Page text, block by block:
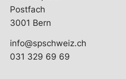
Postfach
3001 Bern
info@spschweiz.ch
031 329 69 69